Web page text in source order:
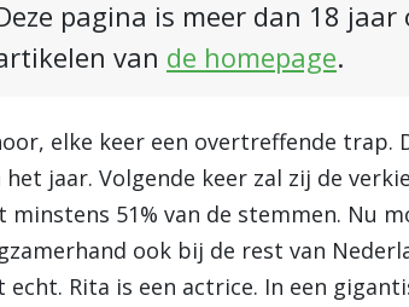
pagina is meer dan 18
van de homepage.
elke keer een overtreffende trap.
het jaar. Volgende keer zal zij de
minstens 51% van de stemmen. Nu
ook bij de rest van
echt. Rita is een actrice. In een